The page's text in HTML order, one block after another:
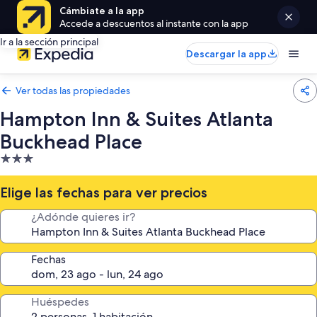
Cámbiate a la app
Accede a descuentos al instante con la app
Ir a la sección principal
Descargar la app
Ver todas las propiedades
Hampton Inn & Suites Atlanta
Buckhead Place
Propiedad
de
3.0
estrellas
Elige las fechas para ver precios
¿Adónde quieres ir?
Fechas
Huéspedes